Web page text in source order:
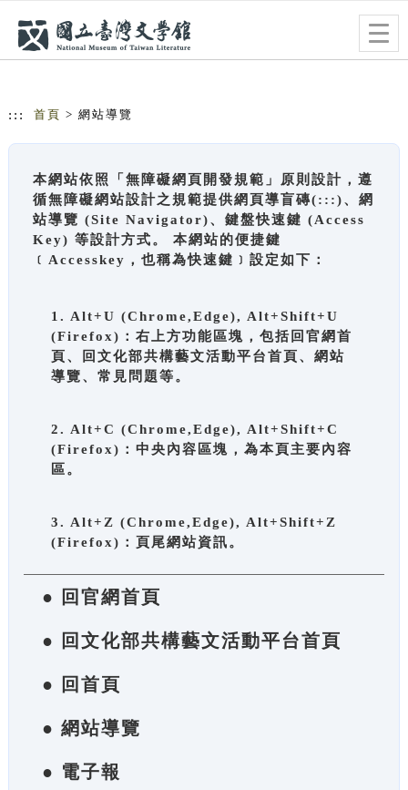
::: 首頁 > 網站導覽
本網站依照「無障礙網頁開發規範」原則設計，遵
循無障礙網站設計之規範提供網頁導盲磚(:::)、網
站導覽 (Site Navigator)、鍵盤快速鍵 (Access
Key) 等設計方式。 本網站的便捷鍵
﹝Accesskey，也稱為快速鍵﹞設定如下：
1. Alt+U (Chrome,Edge), Alt+Shift+U
(Firefox)：右上方功能區塊，包括回官網首
頁、回文化部共構藝文活動平台首頁、網站
導覽、常見問題等。
2. Alt+C (Chrome,Edge), Alt+Shift+C
(Firefox)：中央內容區塊，為本頁主要內容
區。
3. Alt+Z (Chrome,Edge), Alt+Shift+Z
(Firefox)：頁尾網站資訊。
● 回官網首頁
● 回文化部共構藝文活動平台首頁
● 回首頁
● 網站導覽
● 電子報